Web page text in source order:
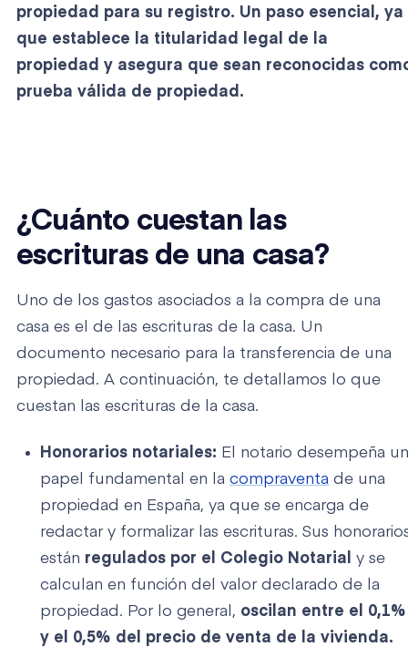
propiedad para su registro. Un paso esencial, ya
que establece la titularidad legal de la
propiedad y asegura que sean reconocidas
prueba válida de propiedad.
¿Cuánto cuestan las
escrituras de una casa?
Uno de los gastos asociados a la compra de una
casa es el de las escrituras de la casa. Un
documento necesario para la transferencia de una
propiedad. A continuación, te detallamos lo que
cuestan las escrituras de la casa.
Honorarios notariales: El notario desempeña un
papel fundamental en la compraventa de una
propiedad en España, ya que se encarga de
redactar y formalizar las escrituras. Sus
están regulados por el Colegio Notarial
y se
calculan en función del valor declarado de la
propiedad. Por lo general, oscilan entre el 0,1%
y el 0,5% del precio de venta de la vivienda.